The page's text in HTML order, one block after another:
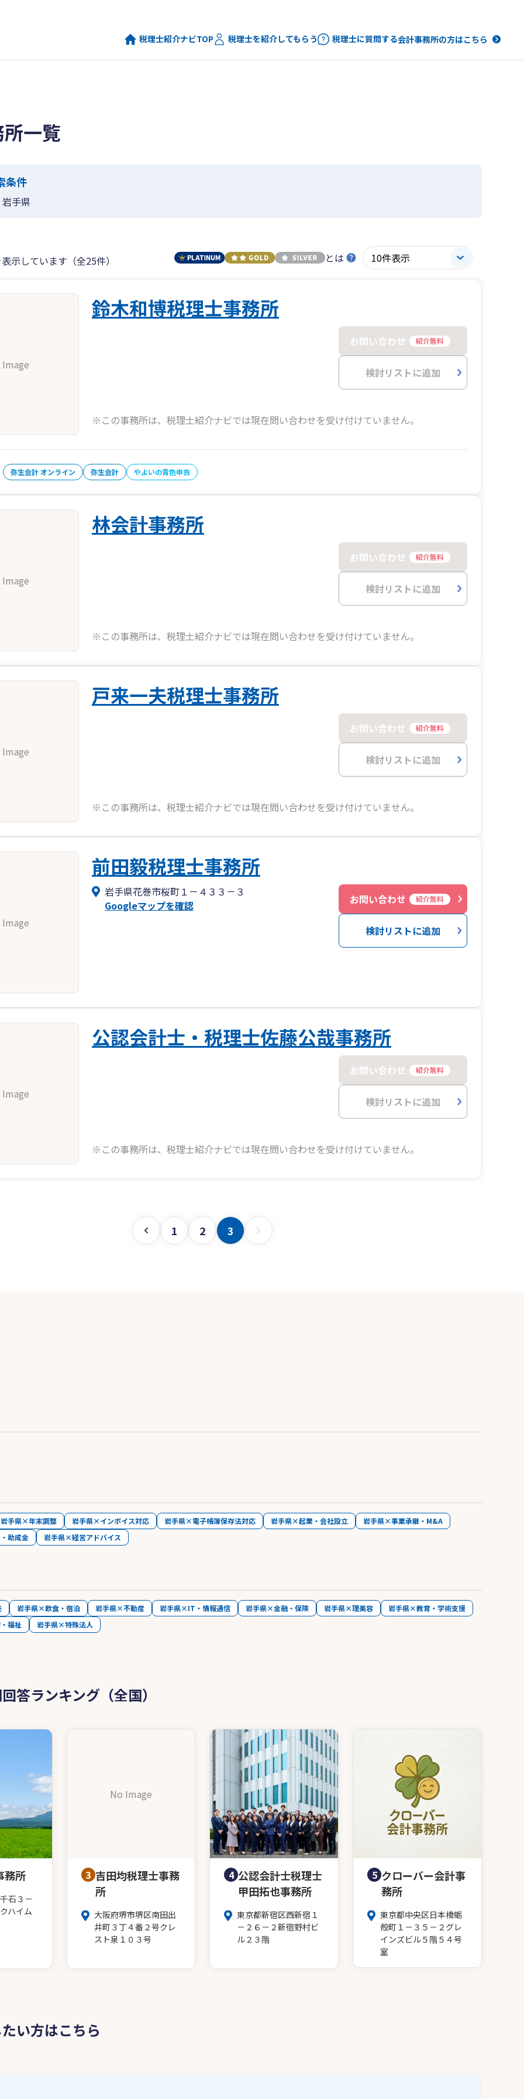
税理士紹介ナビTOP 税理士を紹介してもらう 税理士に質問する会計事務所の方はこちら
一覧
条件
岩手県
示しています（全25件） とは
鈴木和博税理士事務所
お問い合わせ 紹介無料
検討リストに追加
※この事務所は、税理士紹介ナビでは現在問い合わせを受け付けていません。
弥生会計 オンライン 弥生会計 やよいの青色申告
林会計事務所
お問い合わせ 紹介無料
検討リストに追加
※この事務所は、税理士紹介ナビでは現在問い合わせを受け付けていません。
戸来一夫税理士事務所
お問い合わせ 紹介無料
検討リストに追加
※この事務所は、税理士紹介ナビでは現在問い合わせを受け付けていません。
前田毅税理士事務所
岩手県花巻市桜町１－４３３－３
Googleマップを確認
お問い合わせ 紹介無料
検討リストに追加
公認会計士・税理士佐藤公哉事務所
お問い合わせ 紹介無料
検討リストに追加
※この事務所は、税理士紹介ナビでは現在問い合わせを受け付けていません。
1 2 3
岩手県×年末調整 岩手県×インボイス対応 岩手県×電子帳簿保存法対応 岩手県×起業・会社設立
岩手県×事業承継・M&A
助成金
岩手県×経営アドバイス
岩手県×飲食・宿泊 岩手県×不動産 岩手県×IT・情報通信 岩手県×金融・保険 岩手県×理美容
岩手県×教育・学術支援
福祉
岩手県×特殊法人
ランキング（全国）
務所
石３－
ハイム
No Image
3 吉田均税理士事務
所
大阪府堺市堺区南田出
井町３丁４番２号クレ
スト泉１０３号
4 公認会計士税理士
甲田拓也事務所
東京都新宿区西新宿１
－２６－２新宿野村ビ
ル２３階
5 クローバー会計事
務所
東京都中央区日本橋蛎
殻町１－３５－２グレ
インズビル５階５４号
室
い方はこちら